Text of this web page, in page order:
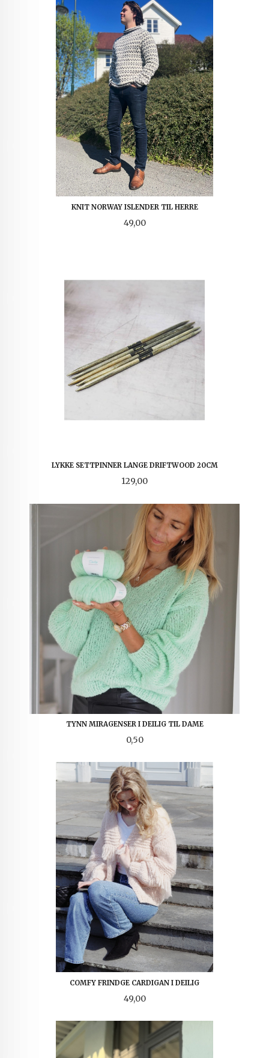
KNIT NORWAY ISLENDER TIL HERRE
Pris
49,00
LYKKE SETTPINNER LANGE DRIFTWOOD 20CM
Pris
129,00
TYNN MIRAGENSER I DEILIG TIL DAME
Pris
0,50
COMFY FRINDGE CARDIGAN I DEILIG
Pris
49,00